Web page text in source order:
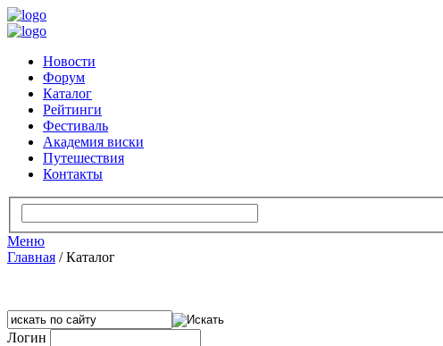
Новости
Форум
Каталог
Рейтинги
Фестиваль
Академия виски
Путешествия
Контакты
Меню
Главная /Каталог
Логин